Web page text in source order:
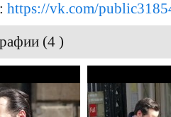
https://vk.com/
(4 )